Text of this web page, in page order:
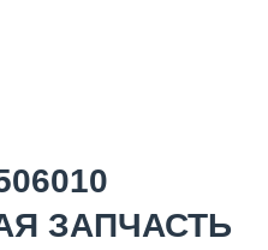
ЗАПЧАСТЬ